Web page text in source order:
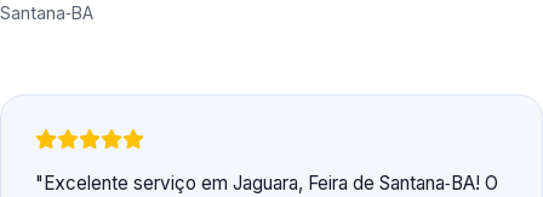
Santana‑BA
Excelente serviço em Jaguara, Feira de Santana‑BA! O